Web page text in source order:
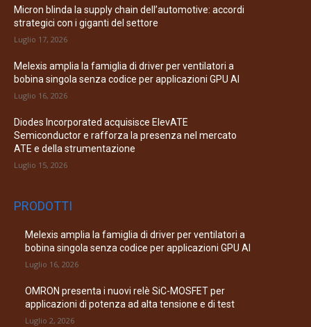
Micron blinda la supply chain dell’automotive: accordi
strategici con i giganti del settore
Luglio 17, 2026
Melexis amplia la famiglia di driver per ventilatori a
bobina singola senza codice per applicazioni GPU AI
Luglio 16, 2026
Diodes Incorporated acquisisce ElevATE
Semiconductor e rafforza la presenza nel mercato
ATE e della strumentazione
Luglio 15, 2026
PRODOTTI
Melexis amplia la famiglia di driver per ventilatori a
bobina singola senza codice per applicazioni GPU AI
Luglio 16, 2026
OMRON presenta i nuovi relè SiC-MOSFET per
applicazioni di potenza ad alta tensione e di test
Luglio 2, 2026